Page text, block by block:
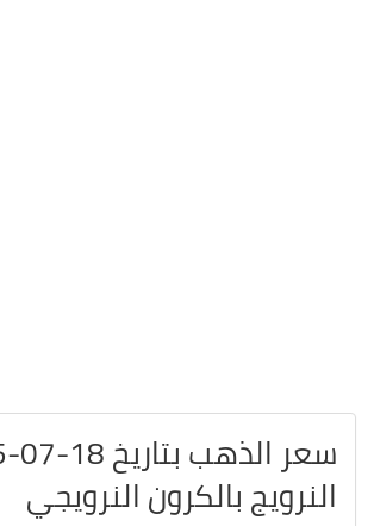
النرويج بالكرون النرويجي